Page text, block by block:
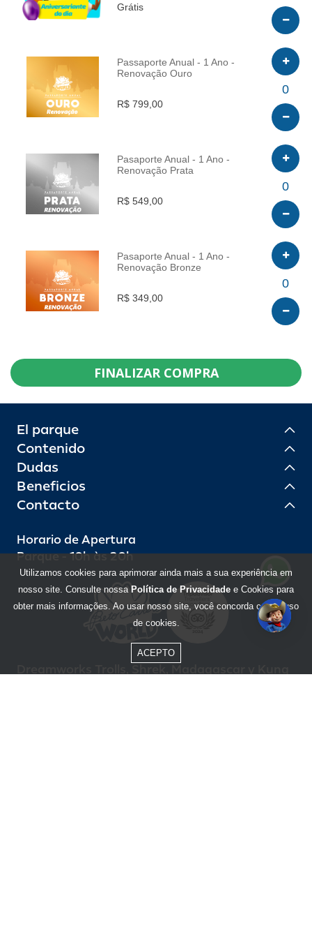
Grátis
INFO
Passaporte Anual - 1 Ano -
Renovação Ouro
R$ 799,00
0
INFO
Pasaporte Anual - 1 Ano -
Renovação Prata
R$ 549,00
0
INFO
Pasaporte Anual - 1 Ano -
Renovação Bronze
R$ 349,00
0
FINALIZAR COMPRA
El parque
Contenido
Dudas
Beneficios
Contacto
Horario de Apertura
Parque - 10h às 20h
Utilizamos cookies para aprimorar ainda mais a sua experiência em
nosso site. Consulte nossa Política de Privacidade e Cookies para
obter mais informações. Ao usar nosso site, você concorda com o uso
de cookies.
ACEPTO